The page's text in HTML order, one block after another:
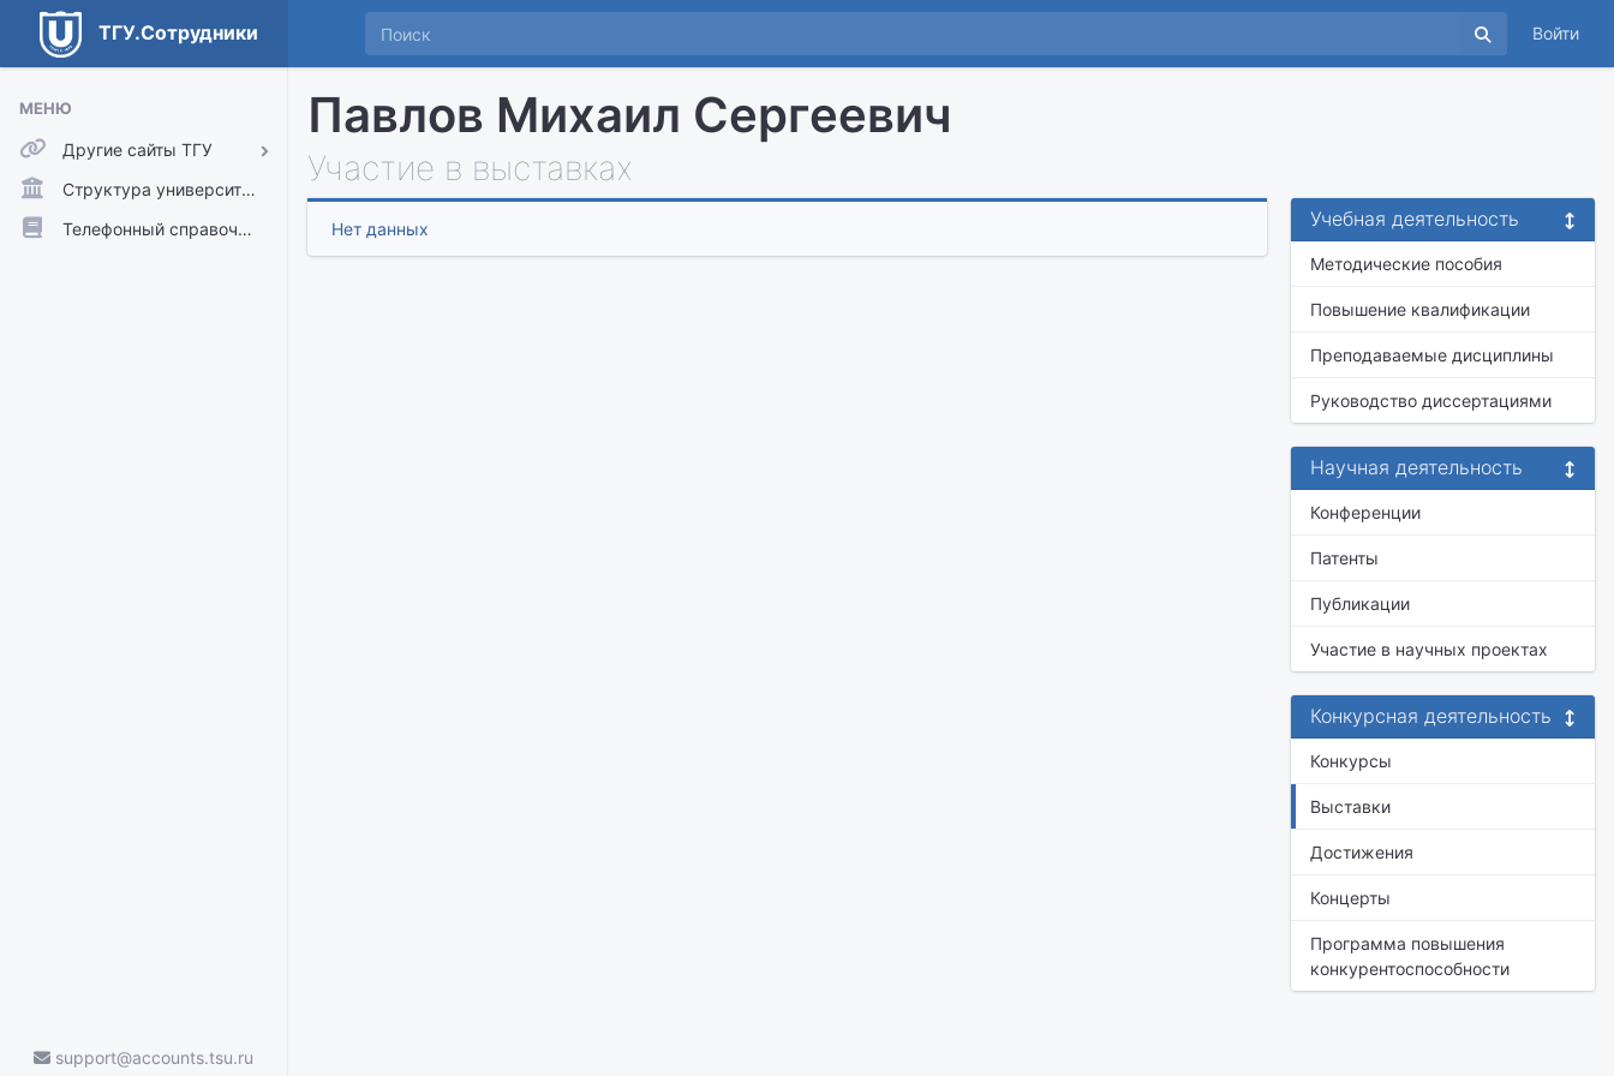
ТГУ.Сотрудники Войти
МЕНЮ
Другие сайты ТГУ
ТГУ.Аккаунты
ТГУ.Расписание
Структура университета
Телефонный справочник
support@accounts.tsu.ru
Павлов Михаил Сергеевич
Участие в выставках
Нет данных Учебная деятельность
Методические пособия
Повышение квалификации
Преподаваемые дисциплины
Руководство диссертациями
Научная деятельность
Конференции
Патенты
Публикации
Участие в научных проектах
Конкурсная деятельность
Конкурсы
Выставки
Достижения
Концерты
Программа повышения
конкурентоспособности